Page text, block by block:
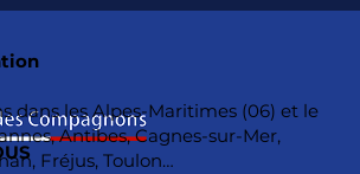
dans les Alpes-Maritimes (06) et le
Antibes, Cagnes-sur-Mer,
Fréjus, Toulon…